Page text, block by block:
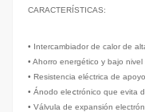
CARACTERÍSTICAS:
• Intercambiador de calor de
• Ahorro energético y bajo nivel
• Resistencia eléctrica de
• Ánodo electrónico que evita
• Válvula de expansión